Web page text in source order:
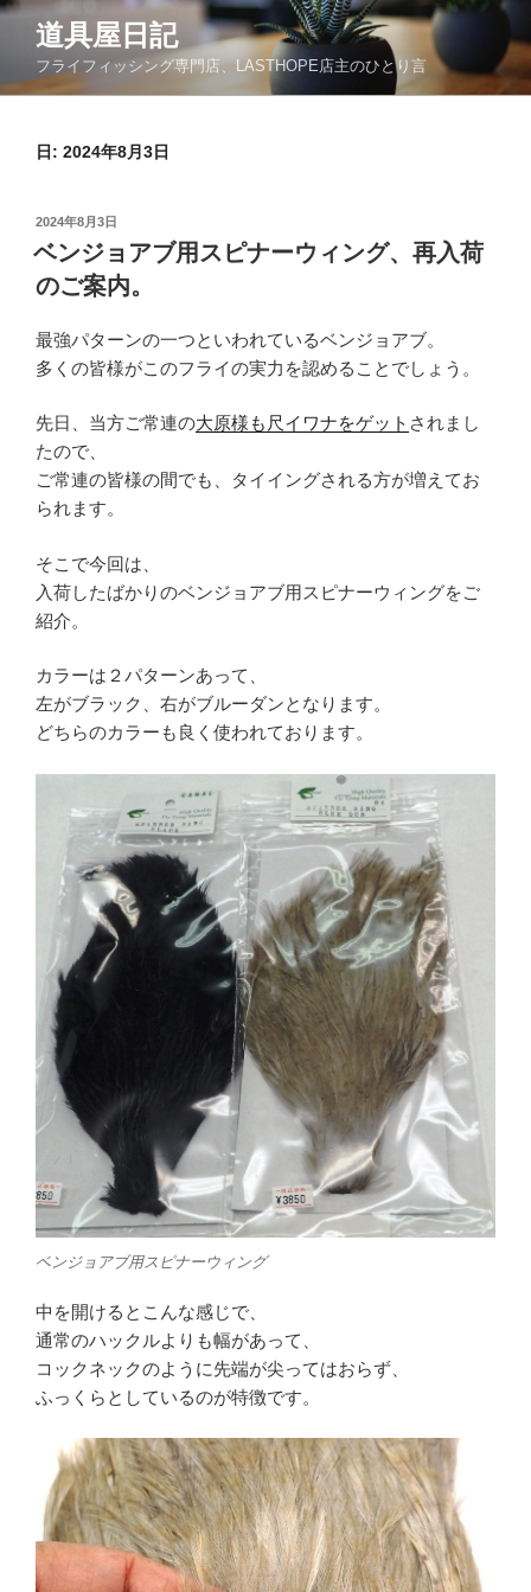
コ
ン
道具屋日記
フライフィッシング専門店、LASTHOPE店主のひとり言
日: 2024年8月3日
投
稿
2024年8月3日
ベンジョアブ用スピナーウィング、再入荷
のご案内。
最強パターンの一つといわれているベンジョアブ。
多くの皆様がこのフライの実力を認めることでしょう。
先日、当方ご常連の大原様も尺イワナをゲット されまし
たので、
ご常連の皆様の間でも、タイイングされる方が増えてお
られます。
そこで今回は、
入荷したばかりのベンジョアブ用スピナーウィングをご
紹介。
カラーは２パターンあって、
左がブラック、右がブルーダンとなります。
どちらのカラーも良く使われております。
ベンジョアブ用スピナーウィング
中を開けるとこんな感じで、
通常のハックルよりも幅があって、
コックネックのように先端が尖ってはおらず、
ふっくらとしているのが特徴です。